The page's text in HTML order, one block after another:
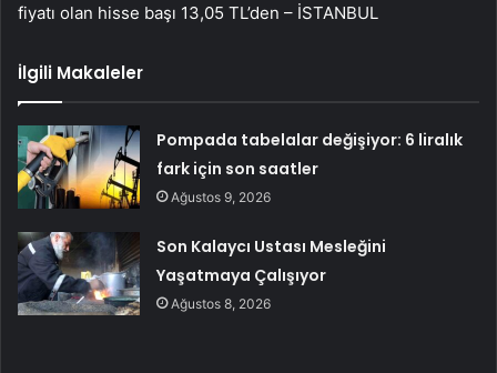
fiyatı olan hisse başı 13,05 TL’den – İSTANBUL
İlgili Makaleler
Pompada tabelalar değişiyor: 6 liralık
fark için son saatler
Ağustos 9, 2026
Son Kalaycı Ustası Mesleğini
Yaşatmaya Çalışıyor
Ağustos 8, 2026